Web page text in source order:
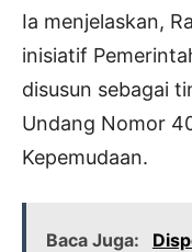
Ia menjelaskan,
inisiatif
disusun sebagai
Undang Nomor
Kepemudaan.
Baca Juga: